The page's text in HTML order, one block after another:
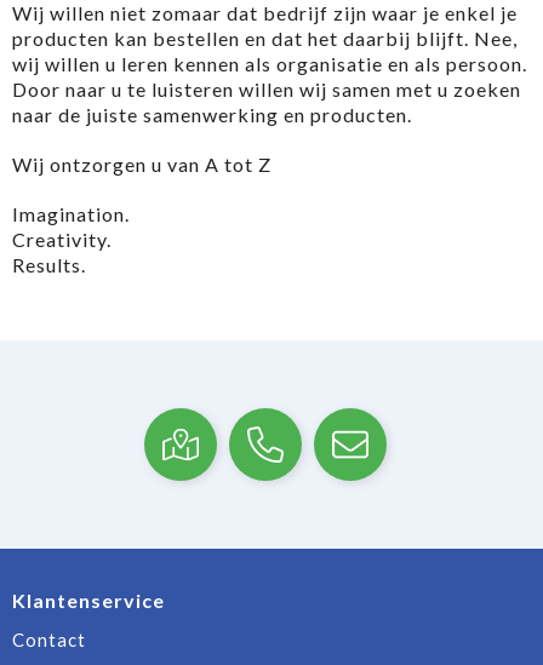
Wij willen niet zomaar dat bedrijf zijn waar je enkel je
producten kan bestellen en dat het daarbij blijft. Nee,
wij willen u leren kennen als organisatie en als persoon.
Door naar u te luisteren willen wij samen met u zoeken
naar de juiste samenwerking en producten.
Wij ontzorgen u van A tot Z
Imagination.
Creativity.
Results.
Klantenservice
Contact